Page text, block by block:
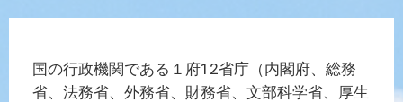
国の行政機関である１府12省庁（内閣府、総務
省、法務省、外務省、財務省、文部科学省、厚生